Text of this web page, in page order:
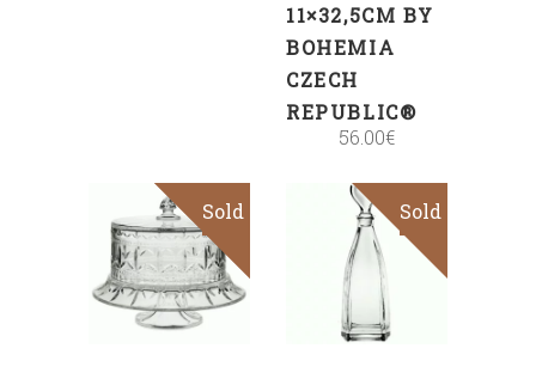
11×32,5CM BY
BOHEMIA
CZECH
REPUBLIC®
56.00€
Sale
Sold
Διαβάστε
Sold
Διαβάστε
περισσότερα